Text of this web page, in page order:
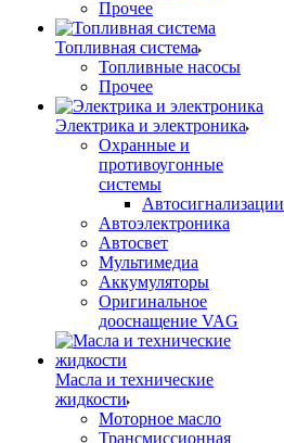
Прочее
Топливная система
Топливные насосы
Прочее
Электрика и электроника
Охранные и
противоугонные
системы
Автосигнализации
Автоэлектроника
Автосвет
Мультимедиа
Аккумуляторы
Оригинальное
дооснащение VAG
Масла и технические
жидкости
Моторное масло
Трансмиссионная